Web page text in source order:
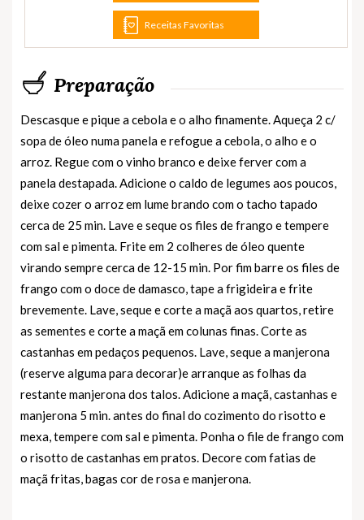
Receitas Favoritas
Preparação
Descasque e pique a cebola e o alho finamente. Aqueça 2 c/
sopa de óleo numa panela e refogue a cebola, o alho e o
arroz. Regue com o vinho branco e deixe ferver com a
panela destapada. Adicione o caldo de legumes aos poucos,
deixe cozer o arroz em lume brando com o tacho tapado
cerca de 25 min. Lave e seque os files de frango e tempere
com sal e pimenta. Frite em 2 colheres de óleo quente
virando sempre cerca de 12-15 min. Por fim barre os files de
frango com o doce de damasco, tape a frigideira e frite
brevemente. Lave, seque e corte a maçã aos quartos, retire
as sementes e corte a maçã em colunas finas. Corte as
castanhas em pedaços pequenos. Lave, seque a manjerona
(reserve alguma para decorar)e arranque as folhas da
restante manjerona dos talos. Adicione a maçã, castanhas e
manjerona 5 min. antes do final do cozimento do risotto e
mexa, tempere com sal e pimenta. Ponha o file de frango com
o risotto de castanhas em pratos. Decore com fatias de
maçã fritas, bagas cor de rosa e manjerona.